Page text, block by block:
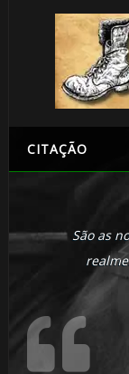
CITAÇÃO
São as